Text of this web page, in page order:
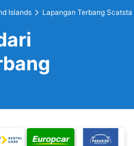
Islands Lapangan Terbang Scatsta